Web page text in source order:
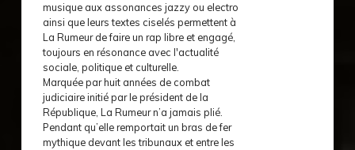
musique aux assonances jazzy ou electro
ainsi que leurs textes ciselés permettent à
La Rumeur de faire un rap libre et engagé,
toujours en résonance avec l'actualité
sociale, politique et culturelle.
Marquée par huit années de combat
judiciaire initié par le président de la
République, La Rumeur n’a jamais plié.
Pendant qu’elle remportait un bras de fer
mythique devant les tribunaux et entre les